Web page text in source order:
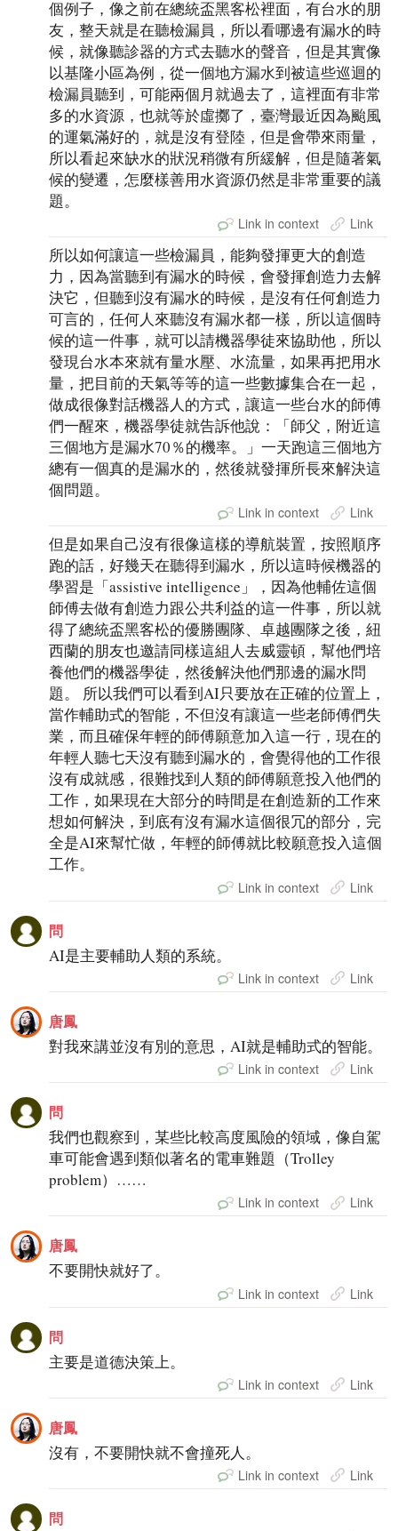
個例子，像之前在總統盃黑客松裡面，有台水的朋
友，整天就是在聽檢漏員，所以看哪邊有漏水的時
候，就像聽診器的方式去聽水的聲音，但是其實像
以基隆小區為例，從一個地方漏水到被這些巡迴的
檢漏員聽到，可能兩個月就過去了，這裡面有非常
多的水資源，也就等於虛擲了，臺灣最近因為颱風
的運氣滿好的，就是沒有登陸，但是會帶來雨量，
所以看起來缺水的狀況稍微有所緩解，但是隨著氣
候的變遷，怎麼樣善用水資源仍然是非常重要的議
題。
Link in context Link
所以如何讓這一些檢漏員，能夠發揮更大的創造
力，因為當聽到有漏水的時候，會發揮創造力去解
決它，但聽到沒有漏水的時候，是沒有任何創造力
可言的，任何人來聽沒有漏水都一樣，所以這個時
候的這一件事，就可以請機器學徒來協助他，所以
發現台水本來就有量水壓、水流量，如果再把用水
量，把目前的天氣等等的這一些數據集合在一起，
做成很像對話機器人的方式，讓這一些台水的師傅
們一醒來，機器學徒就告訴他說：「師父，附近這
三個地方是漏水70％的機率。」一天跑這三個地方
總有一個真的是漏水的，然後就發揮所長來解決這
個問題。
Link in context Link
但是如果自己沒有很像這樣的導航裝置，按照順序
跑的話，好幾天在聽得到漏水，所以這時候機器的
學習是「assistive intelligence」，因為他輔佐這個
師傅去做有創造力跟公共利益的這一件事，所以就
得了總統盃黑客松的優勝團隊、卓越團隊之後，紐
西蘭的朋友也邀請同樣這組人去威靈頓，幫他們培
養他們的機器學徒，然後解決他們那邊的漏水問
題。 所以我們可以看到AI只要放在正確的位置上，
當作輔助式的智能，不但沒有讓這一些老師傅們失
業，而且確保年輕的師傅願意加入這一行，現在的
年輕人聽七天沒有聽到漏水的，會覺得他的工作很
沒有成就感，很難找到人類的師傅願意投入他們的
工作，如果現在大部分的時間是在創造新的工作來
想如何解決，到底有沒有漏水這個很冗的部分，完
全是AI來幫忙做，年輕的師傅就比較願意投入這個
工作。
Link in context Link
問
AI是主要輔助人類的系統。
Link in context Link
唐鳳
對我來講並沒有別的意思，AI就是輔助式的智能。
Link in context Link
問
我們也觀察到，某些比較高度風險的領域，像自駕
車可能會遇到類似著名的電車難題（Trolley
problem）……
Link in context Link
唐鳳
不要開快就好了。
Link in context Link
問
主要是道德決策上。
Link in context Link
唐鳳
沒有，不要開快就不會撞死人。
Link in context Link
問